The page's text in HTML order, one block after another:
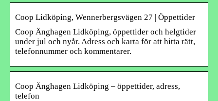
Coop Lidköping, Wennerbergsvägen 27 | Öppettider
Coop Änghagen Lidköping, öppettider och helgtider
under jul och nyår. Adress och karta för att hitta rätt,
telefonnummer och kommentarer.
Coop Änghagen Lidköping – öppettider, adress,
telefon